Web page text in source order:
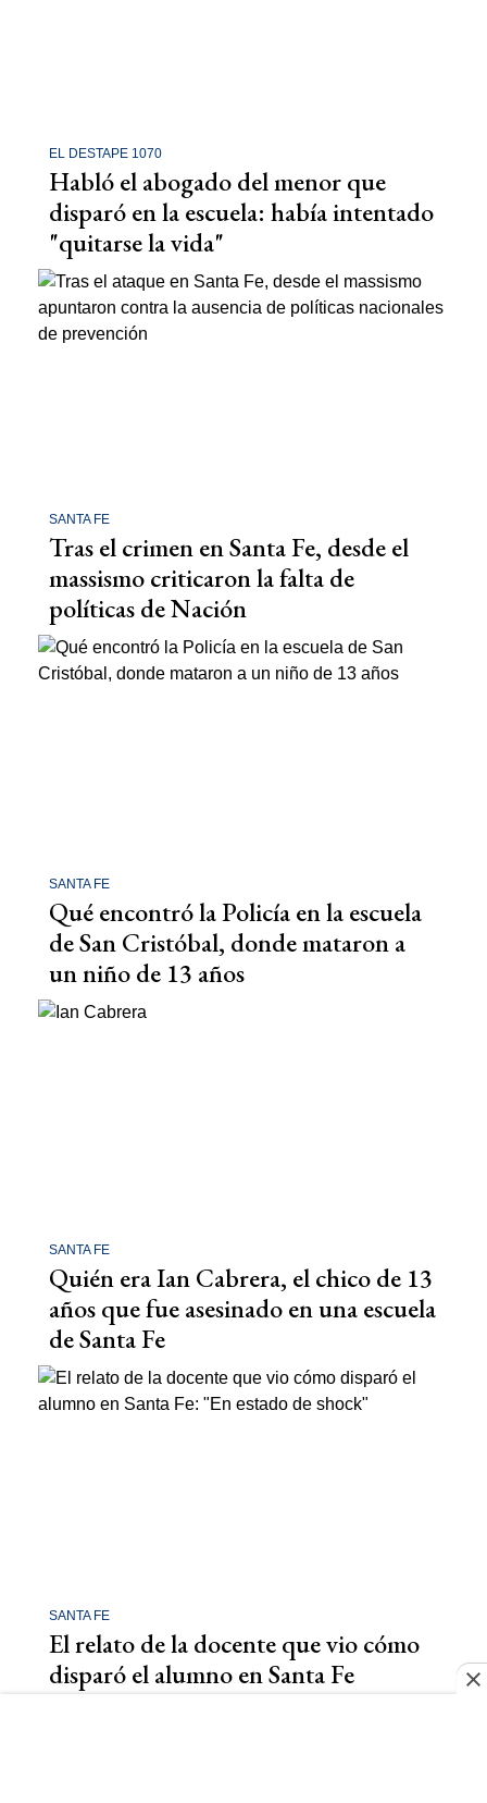
EL DESTAPE 1070
Habló el abogado del menor que
disparó en la escuela: había intentado
"quitarse la vida"
SANTA FE
Tras el crimen en Santa Fe, desde el
massismo criticaron la falta de
políticas de Nación
SANTA FE
Qué encontró la Policía en la escuela
de San Cristóbal, donde mataron a
un niño de 13 años
SANTA FE
Quién era Ian Cabrera, el chico de 13
años que fue asesinado en una escuela
de Santa Fe
SANTA FE
El relato de la docente que vio cómo
disparó el alumno en Santa Fe